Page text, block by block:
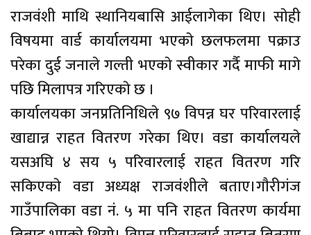
राजवंशी माथि स्थानियबासि आईलागेका थिए। साेही
विषयमा वार्ड कार्यालयमा भएकाे छलफलमा पक्राउ
परेका दुई जनाले गल्ती भएकाे स्वीकार गर्दै माफी मागे
पछि मिलापत्र गरिएकाे छ ।
कार्यालयका जनप्रतिनिधिले ९७ विपन्न घर परिवारलाई
खाद्यान्न राहत वितरण गरेका थिए। वडा कार्यालयले
यसअघि ४ सय ५ परिवारलाई राहत वितरण गरि
सकिएकाे वडा अध्यक्ष राजवंशीले बताए।गाैरीगंज
गाउँपालिका वडा नं. ५ मा पनि राहत वितरण कार्यमा